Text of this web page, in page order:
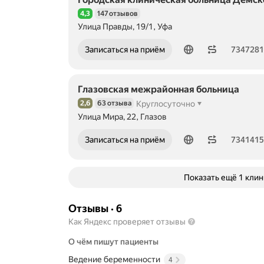
шейки
Рейтинг 4,3 из 5
4,3 147 отзывов
Улица Правды, 19/1, Уфа
Записаться на приём
Номер телефона: 73472811766
Глазовская межрайонная больница
Рейтинг 2,6 из 5
2,6 63 отзыва
Круглосуточно
Улица Мира, 22, Глазов
Записаться на приём
Номер телефона: 73414154651
Показать ещё 1
Отзывы· 6
Как Яндекс проверяет отзывы
О чём пишут пациенты
Ведение беременности
4